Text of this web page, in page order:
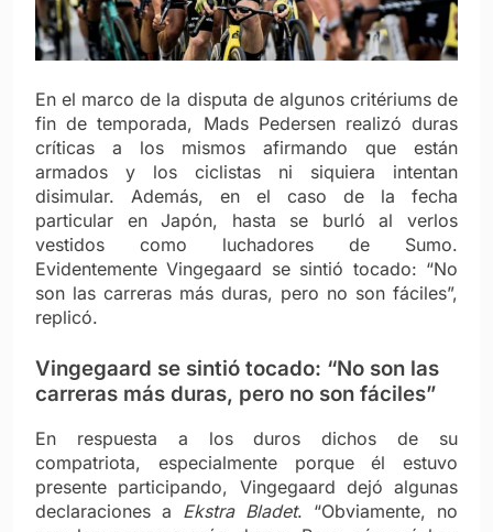
En el marco de la disputa de algunos critériums de
fin de temporada, Mads Pedersen realizó duras
críticas a los mismos afirmando que están
armados y los ciclistas ni siquiera intentan
disimular. Además, en el caso de la fecha
particular en Japón, hasta se burló al verlos
vestidos como luchadores de Sumo.
Evidentemente Vingegaard se sintió tocado: “No
son las carreras más duras, pero no son fáciles”,
replicó.
Vingegaard se sintió tocado: “No son las
carreras más duras, pero no son fáciles”
En respuesta a los duros dichos de su
compatriota, especialmente porque él estuvo
presente participando, Vingegaard dejó algunas
declaraciones a Ekstra Bladet. “Obviamente, no